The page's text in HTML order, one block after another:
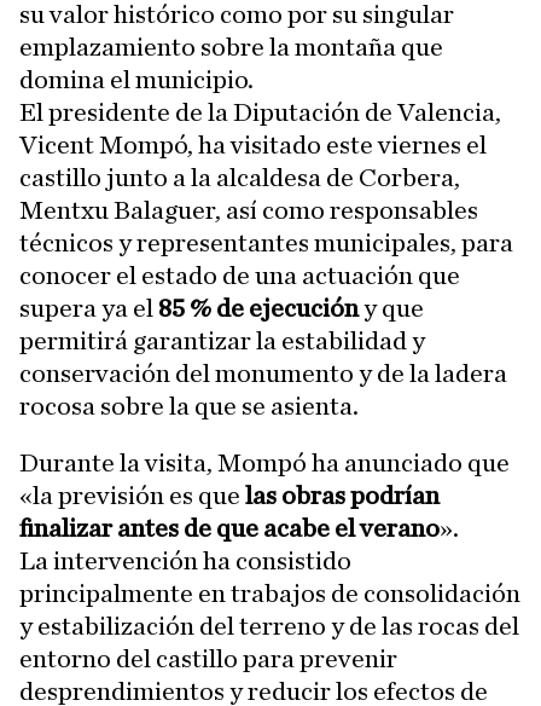
su valor histórico como por su singular
emplazamiento sobre la montaña que
domina el municipio.
El presidente de la Diputación de Valencia,
Vicent Mompó, ha visitado este viernes el
castillo junto a la alcaldesa de Corbera,
Mentxu Balaguer, así como responsables
técnicos y representantes municipales, para
conocer el estado de una actuación que
supera ya el 85 % de ejecucióny que
permitirá garantizar la estabilidad y
conservación del monumento y de la ladera
rocosa sobre la que se asienta.
Durante la visita, Mompó ha anunciado que
«la previsión es que las obras podrían
finalizar antes de que acabe el verano».
La intervención ha consistido
principalmente en trabajos de consolidación
y estabilización del terreno y de las rocas del
entorno del castillo para prevenir
desprendimientos y reducir los efectos de